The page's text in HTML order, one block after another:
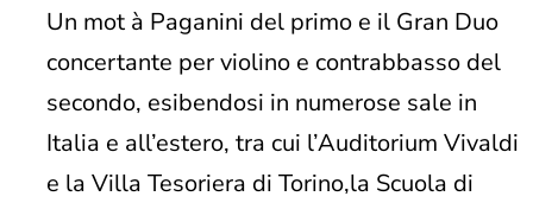
Un mot à Paganini del primo e il Gran Duo
concertante per violino e contrabbasso del
secondo, esibendosi in numerose sale in
Italia e all’estero, tra cui l’Auditorium Vivaldi
e la Villa Tesoriera di Torino,la Scuola di